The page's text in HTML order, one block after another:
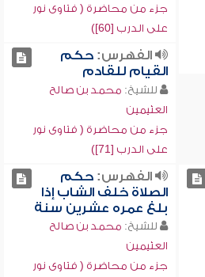
جزء من محاضرة ( فتاوى نور
على الدرب [60])
الفهرس:حكم
القيام للقادم
للشيخ: محمد بن صالح
العثيمين
جزء من محاضرة ( فتاوى نور
على الدرب [71])
الفهرس:حكم
الصلاة خلف الشاب إذا
بلغ عمره عشرين سنة
للشيخ: محمد بن صالح
العثيمين
جزء من محاضرة ( فتاوى نور